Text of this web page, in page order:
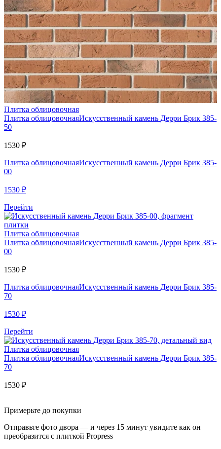
Плитка облицовочная
Плитка облицовочнаяИскусственный камень Дерри Брик 385-
50
1530 ₽
Плитка облицовочнаяИскусственный камень Дерри Брик 385-
00
1530 ₽
Перейти
Плитка облицовочная
Плитка облицовочнаяИскусственный камень Дерри Брик 385-
00
1530 ₽
Плитка облицовочнаяИскусственный камень Дерри Брик 385-
70
1530 ₽
Перейти
Плитка облицовочная
Плитка облицовочнаяИскусственный камень Дерри Брик 385-
70
1530 ₽
Примерьте до покупки
Отправьте фото двора — и через 15 минут увидите как он
преобразится с плиткой Propress